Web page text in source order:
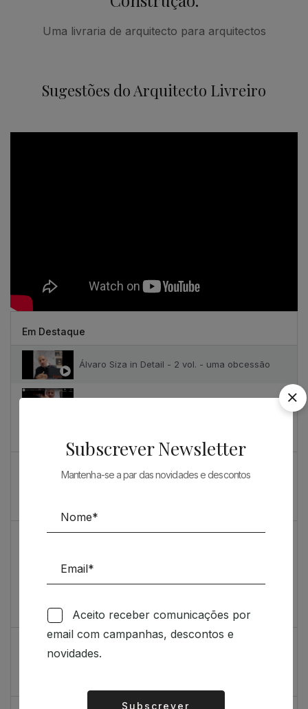
Uma livraria de arquitecto para arquitectos
Sugestões do Arquitecto Livreiro
Em Destaque
Álvaro Siza in Detail - 2 vol. - uma obcessão
O máximo rigor
PRENDA ESPECIAL PARA ARQUITECTOS 2023
Feedback
Índice de satisfação inédito
Subscrever Newsletter
Mantenha-se a par das novidades e descontos
Aceito receber comunicações por
email com campanhas, descontos e
novidades.
Subscrever